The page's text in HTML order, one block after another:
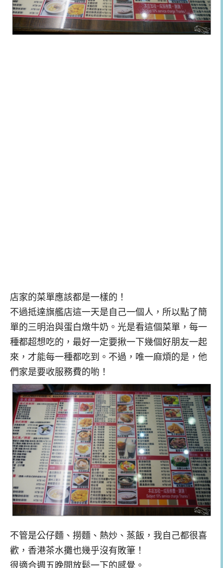
店家的菜單應該都是一樣的！
不過抵達旗艦店這一天是自己一個人，所以點了簡
單的三明治與蛋白燉牛奶。光是看這個菜單，每一
種都超想吃的，最好一定要揪一下幾個好朋友一起
來，才能每一種都吃到。不過，唯一麻煩的是，他
們家是要收服務費的喲！
不管是公仔麵、撈麵、熱炒、蒸飯，我自己都很喜
歡，香港茶水攤也幾乎沒有敗筆！
很適合週五晚間放鬆一下的感覺。